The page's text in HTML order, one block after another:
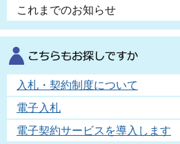
これまでのお知らせ
入札・契約制度について
電子入札
電子契約サービスを導入します